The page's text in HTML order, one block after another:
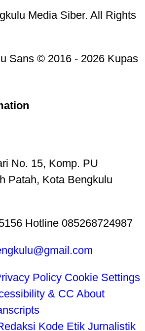
Media Siber. All Rights
Sans © 2016 - 2026 Kupas
No. 15, Komp. PU
Patah, Kota Bengkulu
Hotline 085268724987
Policy Cookie Settings
& CC About
Kode Etik Jurnalistik